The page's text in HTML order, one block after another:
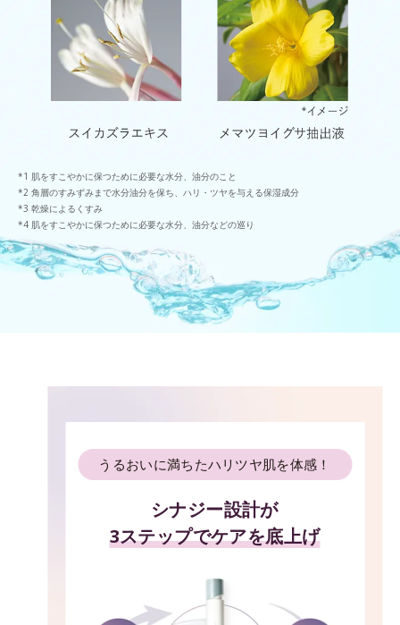
肌をすこやかに保つために必要な水分、油分のこと
角層のすみずみまで水分油分を保ち、ハリ・ツヤを与える保湿成分
乾燥によるくすみ
肌をすこやかに保つために必要な水分、油分などの巡り
うるおいに満ちたハリツヤ肌を体感！
シナジー設計が
3ステップでケアを底上げ